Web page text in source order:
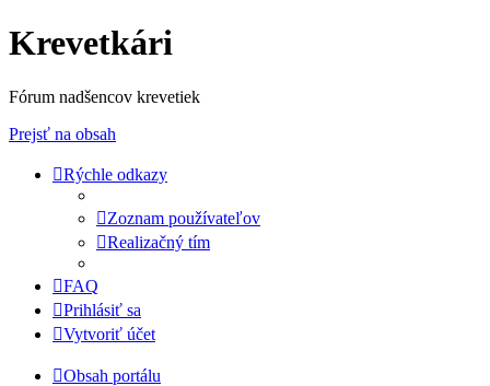
Krevetkári
Fórum nadšencov krevetiek
Prejsť na obsah
Rýchle odkazy
Zoznam používateľov
Realizačný tím
FAQ
Prihlásiť sa
Vytvoriť účet
Obsah portálu